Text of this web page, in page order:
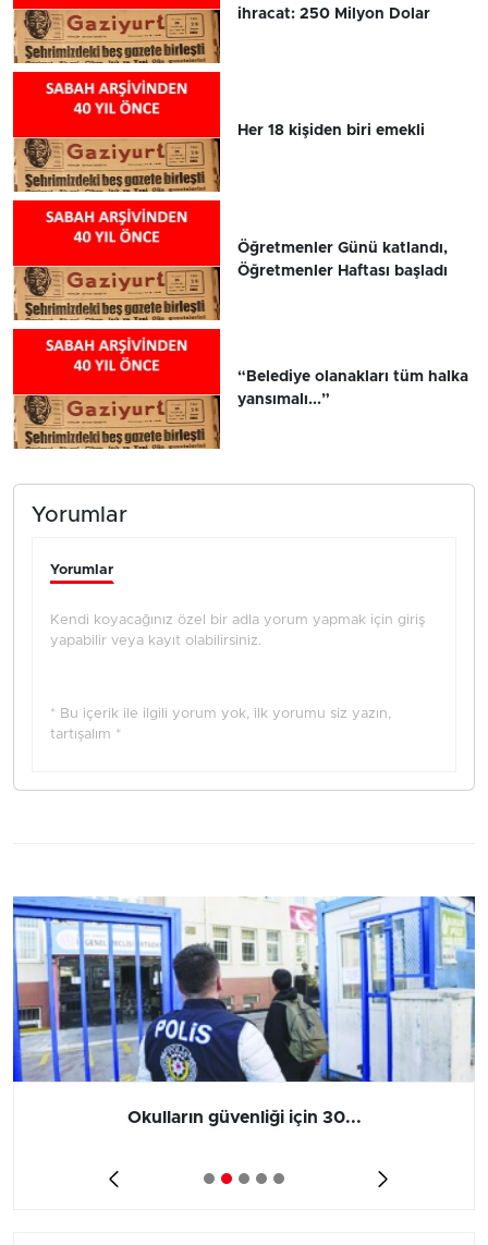
ihracat: 250 Milyon Dolar
Her 18 kişiden biri emekli
Öğretmenler Günü katlandı,
Öğretmenler Haftası başladı
“Belediye olanakları tüm halka
yansımalı...”
Yorumlar
Yorumlar
Kendi koyacağınız özel bir adla yorum yapmak için giriş
yapabilir veya kayıt olabilirsiniz.
* Bu içerik ile ilgili yorum yok, ilk yorumu siz yazın,
tartışalım *
Okulların güvenliği için 30...